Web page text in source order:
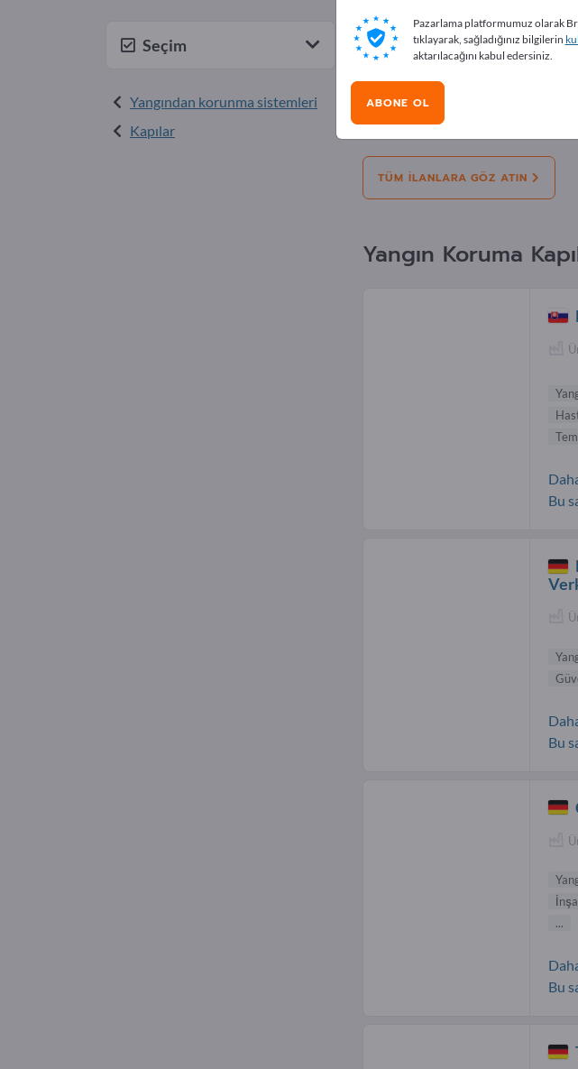
Seçim
Yangından korunma sistemleri
Kapılar
Reklamlar
TÜM ILANLARA GÖZ ATIN
Yangın Koruma
Bu
Bu
...
Bu
Pazarlama platformumuz olarak
tıklayarak, sağladığınız bilgilerin
aktarılacağını kabul edersiniz.
ABONE OL